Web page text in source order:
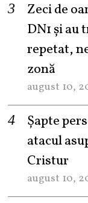
Zeci de
DN1 și au
repetat,
zonă
august 10,
Șapte
atacul
Cristur
august 10,